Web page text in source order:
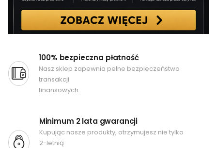
100% bezpieczna płatność
Nasz sklep zapewnia pełne bezpieczeństwo
transakcji
finansowych.
Minimum 2 lata gwarancji
Kupując nasze produkty, otrzymujesz nie tylko
2-letnią